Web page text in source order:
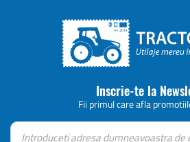
Inscrie-te la
Fii primul care afla